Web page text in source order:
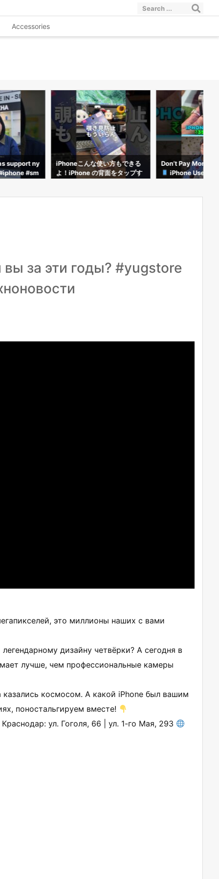
Accessories
方もできる
をタップす
Don’t Pay More Than This!
iPhone Used Price List 20
ทฤษฎีเลจคี่ใช้กับ
ม่ได้!?#อาตี๋รีวิว
за эти годы? #yugstore
это миллионы наших с вами
дизайну четвёрки? А сегодня в
лучше, чем профессиональные камеры
космосом. А какой iPhone был вашим
поностальгируем вместе!
Краснодар: ул. Гоголя, 66 | ул. 1-го Мая, 293